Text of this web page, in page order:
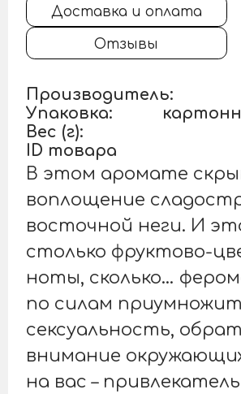
Доставка и оплата
Отзывы
Производитель:
Упаковка:
Вес (г):
ID товара
В этом аромате
воплощение
восточной неги. И
столько фруктово-
ноты, сколько…
по силам
сексуальность,
внимание
на вас –